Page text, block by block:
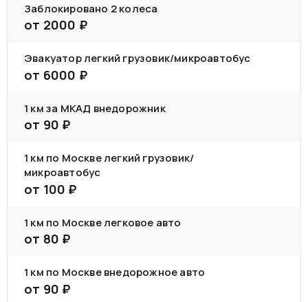
Заблокировано 2 колеса
от 2000 ₽
Эвакуатор легкий грузовик/микроавтобус
от 6000 ₽
1 км за МКАД внедорожник
от 90 ₽
1 км по Москве легкий грузовик/
микроавтобус
от 100 ₽
1 км по Москве легковое авто
от 80 ₽
1 км по Москве внедорожное авто
от 90 ₽